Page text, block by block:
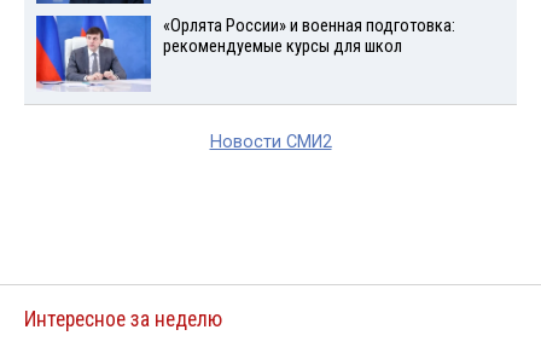
«Орлята России» и военная подготовка:
рекомендуемые курсы для школ
Новости СМИ2
Интересное за неделю